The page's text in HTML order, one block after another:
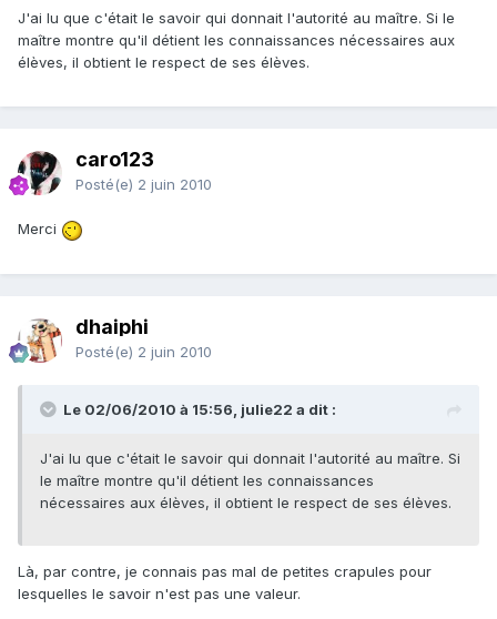
J'ai lu que c'était le savoir qui donnait l'autorité au maître. Si le
maître montre qu'il détient les connaissances nécessaires aux
élèves, il obtient le respect de ses élèves.
caro123
Posté(e) 2 juin 2010
Merci
dhaiphi
Posté(e) 2 juin 2010
Le 02/06/2010 à 15:56, julie22 a dit :
J'ai lu que c'était le savoir qui donnait l'autorité au maître. Si
le maître montre qu'il détient les connaissances
nécessaires aux élèves, il obtient le respect de ses élèves.
Là, par contre, je connais pas mal de petites crapules pour
lesquelles le savoir n'est pas une valeur.